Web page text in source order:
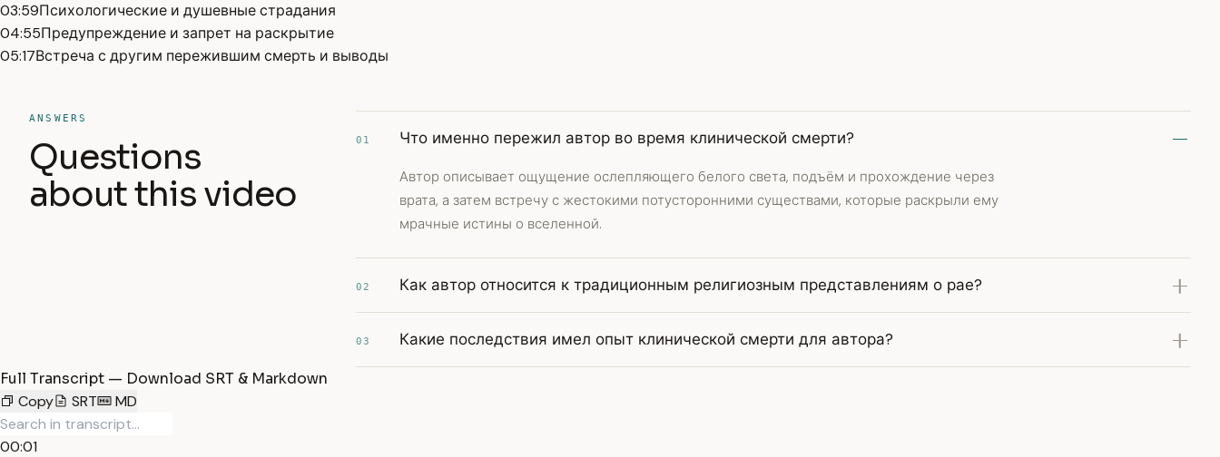
03:59Психологические и душевные страдания
04:55Предупреждение и запрет на раскрытие
05:17Встреча с другим пережившим смерть и выводы
ANSWERS
Questions
about this video
01 Что именно пережил автор во время клинической смерти?
Автор описывает ощущение ослепляющего белого света, подъём и прохождение через
врата, а затем встречу с жестокими потусторонними существами, которые раскрыли ему
мрачные истины о вселенной.
02 Как автор относится к традиционным религиозным представлениям о рае?
03 Какие последствия имел опыт клинической смерти для автора?
Full Transcript — Download SRT & Markdown
Copy
SRT MD
00:01